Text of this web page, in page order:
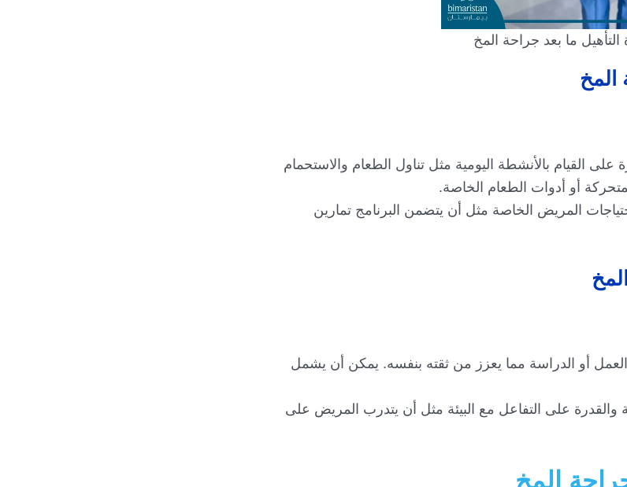
ما بعد جراحة المخ
المخ
القيام بالأنشطة اليومية مثل تناول الطعام والاستحمام
أو أدوات الطعام الخاصة.
المريض الخاصة مثل أن يتضمن البرنامج تمارين
العمل أو الدراسة مما يعزز من ثقته بنفسه. يمكن أن يشمل
على التفاعل مع البيئة مثل أن يتدرب المريض على
المخ